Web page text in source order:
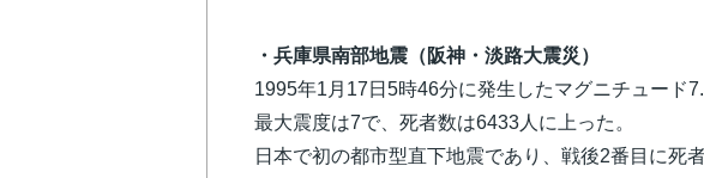
・兵庫県南部地震（阪神・淡路大震災）
1995年1月17日5時46分に発生したマグニチュード
最大震度は7で、死者数は6433人に上った。
日本で初の都市型直下地震であり、戦後2番目に死